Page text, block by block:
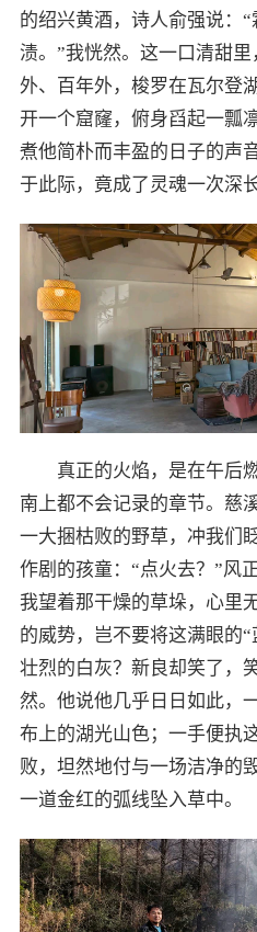
的绍兴黄酒，诗人俞强说：
渍。”我恍然。这一口清甜
外、百年外，梭罗在瓦尔登
开一个窟窿，俯身舀起一瓢
煮他简朴而丰盈的日子的声
于此际，竟成了灵魂一次深
真正的火焰，是在午后
南上都不会记录的章节。慈
一大捆枯败的野草，冲我们
作剧的孩童：“点火去？”风
我望着那干燥的草垛，心里
的威势，岂不要将这满眼的
壮烈的白灰？新良却笑了，
然。他说他几乎日日如此，
布上的湖光山色；一手便执
败，坦然地付与一场洁净的
一道金红的弧线坠入草中。